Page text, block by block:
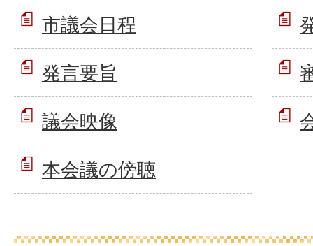
市議会日程
発言要旨
議会映像
本会議の傍聴